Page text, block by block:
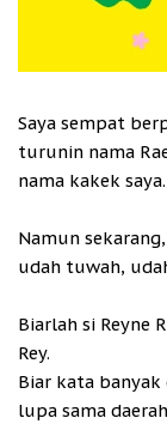
Saya sempat
turunin nama
nama kakek saya.
Namun
udah tuwah,
Biarlah si Reyne
Rey.
Biar kata
lupa sama